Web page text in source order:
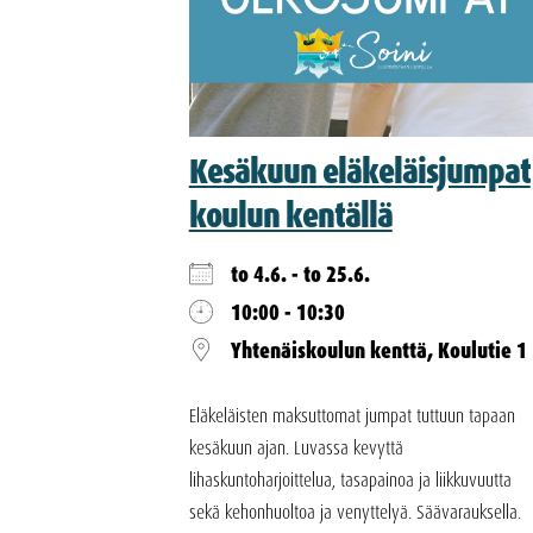
Kesäkuun eläkeläisjumpat
koulun kentällä
to 4.6. - to 25.6.
10:00 - 10:30
Yhtenäiskoulun kenttä, Koulutie 1
Eläkeläisten maksuttomat jumpat tuttuun tapaan
kesäkuun ajan. Luvassa kevyttä
lihaskuntoharjoittelua, tasapainoa ja liikkuvuutta
sekä kehonhuoltoa ja venyttelyä. Säävarauksella.